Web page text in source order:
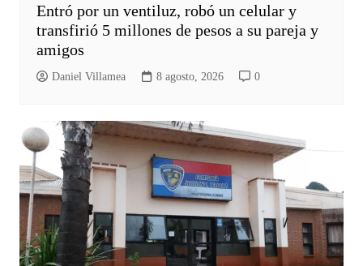
Entró por un ventiluz, robó un celular y
transfirió 5 millones de pesos a su pareja y
amigos
Daniel Villamea 8 agosto, 2026 0